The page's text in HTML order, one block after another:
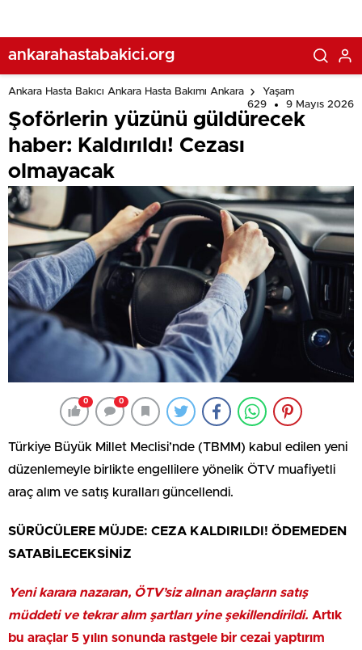
ankarahastabakici.org
Ankara Hasta Bakıcı Ankara Hasta Bakımı Ankara
Yaşam
629
9 Mayıs 2026
Şoförlerin yüzünü güldürecek
haber: Kaldırıldı! Cezası
olmayacak
0 0
Türkiye Büyük Millet Meclisi’nde (TBMM) kabul edilen yeni
düzenlemeyle birlikte engellilere yönelik ÖTV muafiyetli
araç alım ve satış kuralları güncellendi.
SÜRÜCÜLERE MÜJDE: CEZA KALDIRILDI! ÖDEMEDEN
SATABİLECEKSİNİZ
Yeni karara nazaran, ÖTV’siz alınan araçların satış
müddeti ve tekrar alım şartları yine şekillendirildi. Artık
bu araçlar 5 yılın sonunda rastgele bir cezai yaptırım